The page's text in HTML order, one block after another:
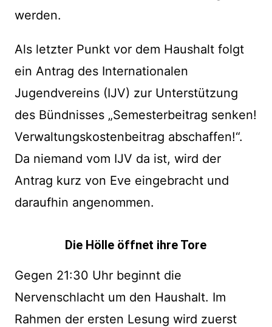
werden.
Als letzter Punkt vor dem Haushalt folgt
ein Antrag des Internationalen
Jugendvereins (IJV) zur Unterstützung
des Bündnisses „Semesterbeitrag senken!
Verwaltungskostenbeitrag abschaffen!“.
Da niemand vom IJV da ist, wird der
Antrag kurz von Eve eingebracht und
daraufhin angenommen.
Die Hölle öffnet ihre Tore
Gegen 21:30 Uhr beginnt die
Nervenschlacht um den Haushalt. Im
Rahmen der ersten Lesung wird zuerst